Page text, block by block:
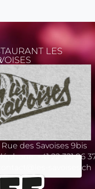
LES
Rue des Savoises 9bis
+41 22 321 96
contact@les-savoises.ch